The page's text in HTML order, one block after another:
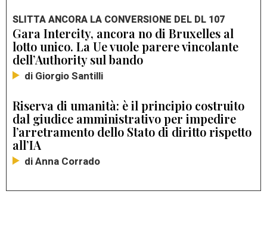
SLITTA ANCORA LA CONVERSIONE DEL DL 107
Gara Intercity, ancora no di Bruxelles al
lotto unico. La Ue vuole parere vincolante
dell’Authority sul bando
di Giorgio Santilli
Riserva di umanità: è il principio costruito
dal giudice amministrativo per impedire
l’arretramento dello Stato di diritto rispetto
all’IA
di Anna Corrado